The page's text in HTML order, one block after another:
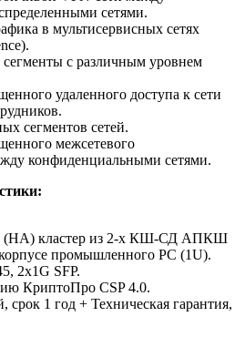
сетями.
в мультисервисных сетях
сегменты с различным уровнем
удаленного доступа к сети
сегментов сетей.
межсетевого
конфиденциальными сетями.
(HA) кластер из 2-х КШ-СД АПКШ
промышленного PC (1U).
2x1G SFP.
КриптоПро CSP 4.0.
1 год + Техническая гарантия,